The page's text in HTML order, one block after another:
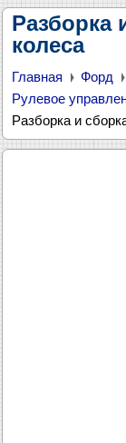
Разборка
колеса
Главная Форд
Рулевое
Разборка и